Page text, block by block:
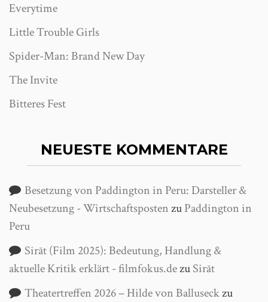
Everytime
Little Trouble Girls
Spider-Man: Brand New Day
The Invite
Bitteres Fest
NEUESTE KOMMENTARE
Besetzung von Paddington in Peru: Darsteller &
Neubesetzung - WirtschaftspostenzuPaddington in
Peru
Sirāt (Film 2025): Bedeutung, Handlung &
aktuelle Kritik erklärt - filmfokus.dezuSirāt
Theatertreffen 2026 – Hilde von Balluseckzu